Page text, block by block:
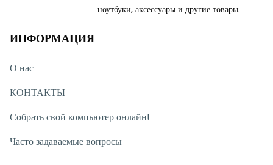
ноутбуки, аксессуары и другие товары.
ИНФОРМАЦИЯ
О нас
КОНТАКТЫ
Собрать свой компьютер онлайн!
Часто задаваемые вопросы